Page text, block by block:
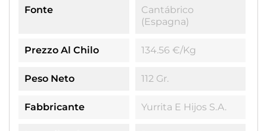
Fonte
Cantábrico
(Espagna)
Prezzo Al Chilo 134.56 €/kg
Peso Neto 112 Gr.
Fabbricante Yurrita E Hijos S.A.